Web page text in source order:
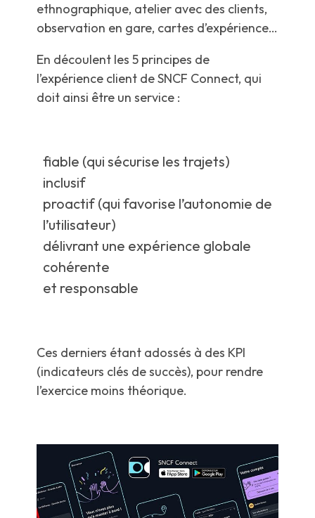
ethnographique, atelier avec des clients,
observation en gare, cartes d’expérience…
En découlent les 5 principes de
l’expérience client de SNCF Connect, qui
doit ainsi être un service :
fiable (qui sécurise les trajets)
inclusif
proactif (qui favorise l’autonomie de
l’utilisateur)
délivrant une expérience globale
cohérente
et responsable
Ces derniers étant adossés à des KPI
(indicateurs clés de succès), pour rendre
l’exercice moins théorique.